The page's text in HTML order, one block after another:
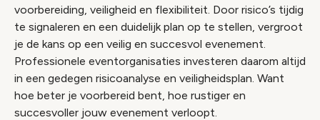
voorbereiding, veiligheid en flexibiliteit. Door risico’s tijdig
te signaleren en een duidelijk plan op te stellen, vergroot
je de kans op een veilig en succesvol evenement.
Professionele eventorganisaties investeren daarom altijd
in een gedegen risicoanalyse en veiligheidsplan. Want
hoe beter je voorbereid bent, hoe rustiger en
succesvoller jouw evenement verloopt.